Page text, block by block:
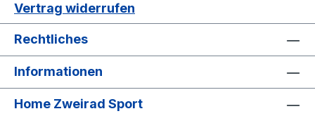
Vertrag widerrufen
Rechtliches
Informationen
Home Zweirad Sport